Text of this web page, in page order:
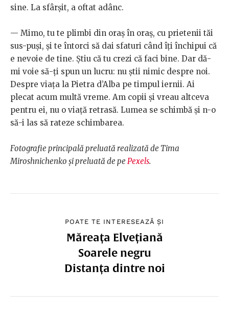
sine. La sfârșit, a oftat adânc.
— Mimo, tu te plimbi din oraș în oraș, cu prietenii tăi
sus-puși, și te întorci să dai sfaturi când îți închipui că
e nevoie de tine. Știu că tu crezi că faci bine. Dar dă-
mi voie să-ți spun un lucru: nu știi nimic despre noi.
Despre viața la Pietra d’Alba pe timpul iernii. Ai
plecat acum multă vreme. Am copii și vreau altceva
pentru ei, nu o viață retrasă. Lumea se schimbă și n-o
să-i las să rateze schimbarea.
Fotografie principală preluată realizată de Tima
Miroshnichenko și preluată de pe Pexels.
POATE TE INTERESEAZĂ ȘI
Măreața Elvețiană
Soarele negru
Distanța dintre noi